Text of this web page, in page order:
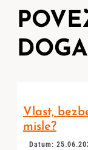
Vlast,
misle?
Datum: